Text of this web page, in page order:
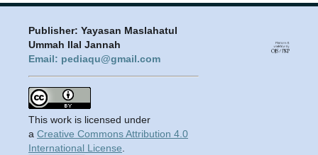
Publisher: Yayasan Maslahatul
Ummah Ilal Jannah
Email: pediaqu@gmail.com
This work is licensed under
a Creative Commons Attribution 4.0
International License